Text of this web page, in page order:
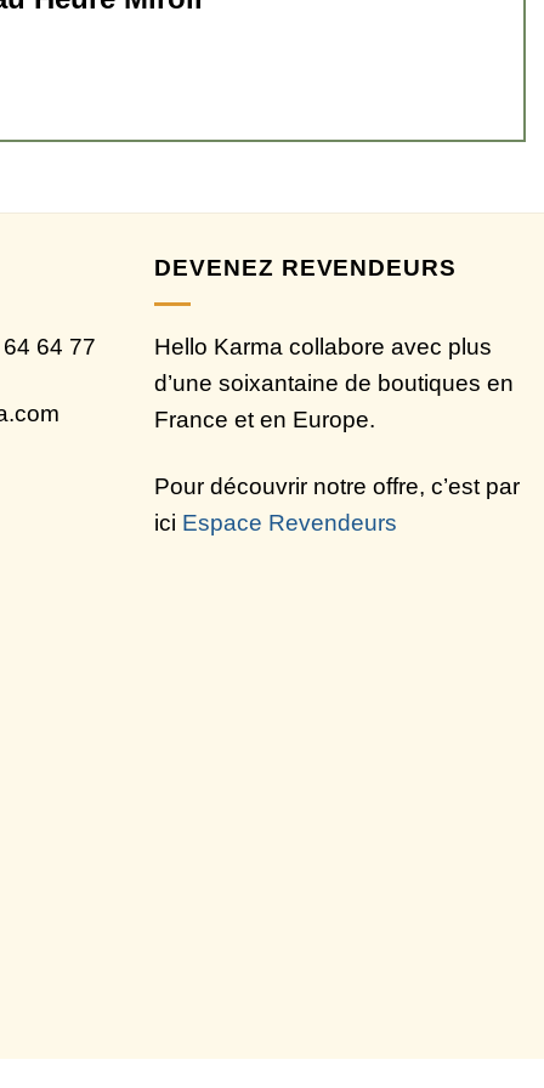
64 77
DEVENEZ REVENDEURS
Hello Karma collabore avec plus
d’une soixantaine de boutiques en
France et en Europe.
Pour découvrir notre offre, c’est par
ici Espace Revendeurs